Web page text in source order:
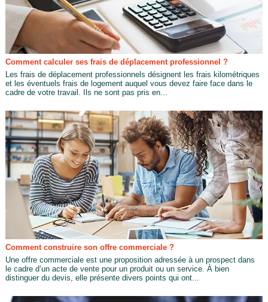
Comment calculer ses frais de déplacement professionnel ?
Les frais de déplacement professionnels désignent les frais kilométriques
et les éventuels frais de logement auquel vous devez faire face dans le
cadre de votre travail. Ils ne sont pas pris en...
Comment construire son offre commerciale ?
Une offre commerciale est une proposition adressée à un prospect dans
le cadre d’un acte de vente pour un produit ou un service. À bien
distinguer du devis, elle présente divers points qui ont...